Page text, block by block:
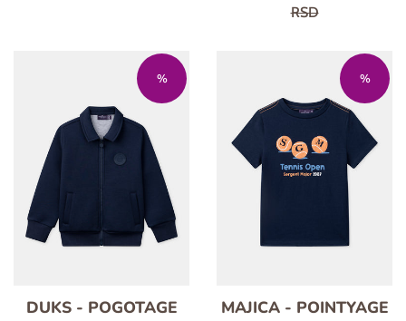
RSD
DUKS - POGOTAGE
%
MAJICA - POINTYAGE
%